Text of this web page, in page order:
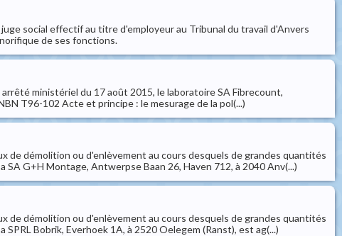
social effectif au titre d'employeur au Tribunal du travail d'Anvers
de ses fonctions.
ministériel du 17 août 2015, le laboratoire SA Fibrecount,
T96-102 Acte et principe : le mesurage de la pol(...)
démolition ou d'enlèvement au cours desquels de grandes quantités
G+H Montage, Antwerpse Baan 26, Haven 712, à 2040 Anv(...)
démolition ou d'enlèvement au cours desquels de grandes quantités
Bobrik, Everhoek 1A, à 2520 Oelegem (Ranst), est ag(...)